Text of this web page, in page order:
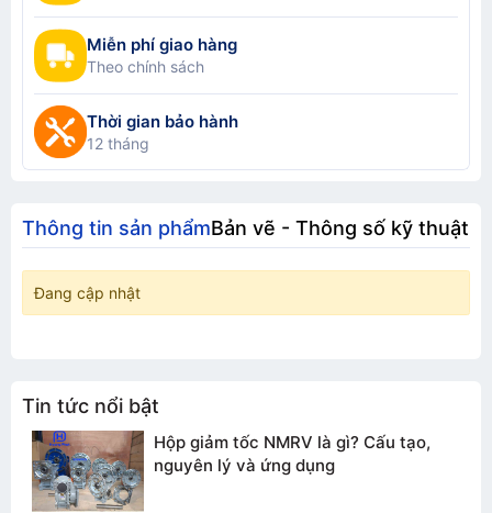
Miễn phí giao hàng
Theo chính sách
Thời gian bảo hành
12 tháng
Thông tin sản phẩmBản vẽ - Thông số kỹ thuật
Đang cập nhật
Tin tức nổi bật
Hộp giảm tốc NMRV là gì? Cấu tạo,
nguyên lý và ứng dụng